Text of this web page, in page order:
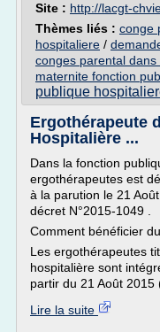
Site : http://lacgt-
Thèmes liés : conge
hospitaliere /
conges parental
maternite fonction
publique
Ergothérapeute
Hospitalière ...
Dans la fonction
ergothérapeutes est
à la parution le 21
décret N°2015-1049 .
Comment bénéficier
Les ergothérapeutes
hospitalière sont
partir du 21 Août 2015
Lire la suite